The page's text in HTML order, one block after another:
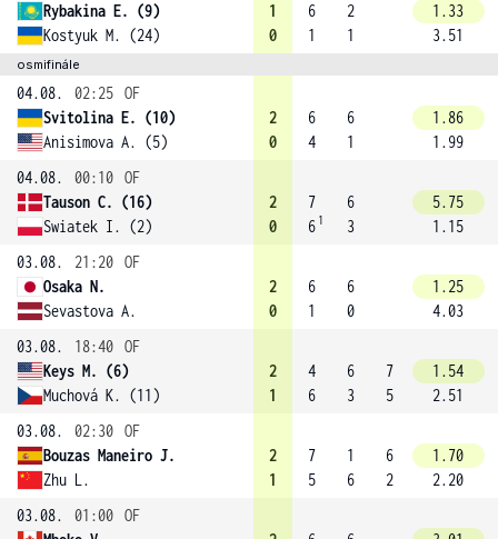
Rybakina E. (9)
Kostyuk M. (24)
1
0
6
1
2
1
1.33
3.51
osmifinále
04.08. 02:25 OF
Svitolina E. (10)
Anisimova A. (5)
2
0
6
4
6
1
1.86
1.99
04.08.
00:10 OF
Tauson C. (16)
Swiatek I. (2)
2
0
7
6 1
6
3
5.75
1.15
03.08.
21:20 OF
Osaka N.
Sevastova A.
2
0
6
1
6
0
1.25
4.03
03.08.
18:40 OF
Keys M. (6)
Muchová K. (11)
2
1
4
6
6
3
7
5
1.54
2.51
03.08.
02:30 OF
Bouzas Maneiro J.
Zhu L.
2
1
7
5
1
6
6
2
1.70
2.20
03.08.
01:00 OF